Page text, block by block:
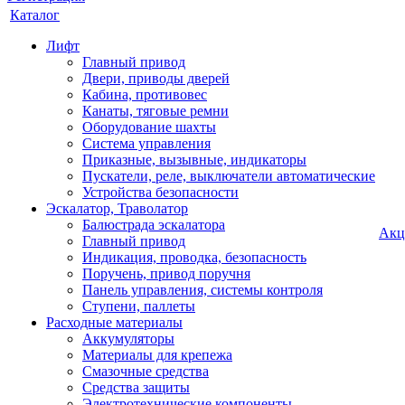
Каталог
Лифт
Главный привод
Двери, приводы дверей
Кабина, противовес
Канаты, тяговые ремни
Оборудование шахты
Система управления
Приказные, вызывные, индикаторы
Пускатели, реле, выключатели автоматические
Устройства безопасности
Эскалатор, Траволатор
Балюстрада эскалатора
Главный привод
Индикация, проводка, безопасность
Поручень, привод поручня
Панель управления, системы контроля
Ступени, паллеты
Расходные материалы
Аккумуляторы
Материалы для крепежа
Смазочные средства
Средства защиты